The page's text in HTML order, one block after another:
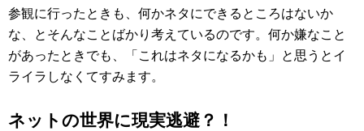
参観に行ったときも、何かネタにできるところはないか
な、とそんなことばかり考えているのです。何か嫌なこと
があったときでも、「これはネタになるかも」と思うとイ
ライラしなくてすみます。
ネットの世界に現実逃避？！